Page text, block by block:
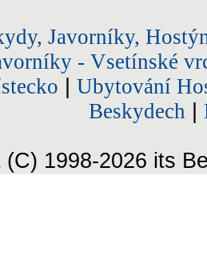
Javorníky,
- Vsetínské
Ubytování
Beskydech
(C) 1998-2026 its